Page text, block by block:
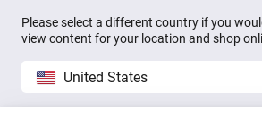
Please select a different country if you
view content for your location and shop
United States